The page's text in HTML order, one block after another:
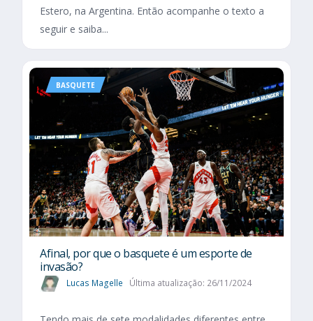
Estero, na Argentina. Então acompanhe o texto a
seguir e saiba...
BASQUETE
Afinal, por que o basquete é um esporte de
invasão?
Lucas Magelle Última atualização: 26/11/2024